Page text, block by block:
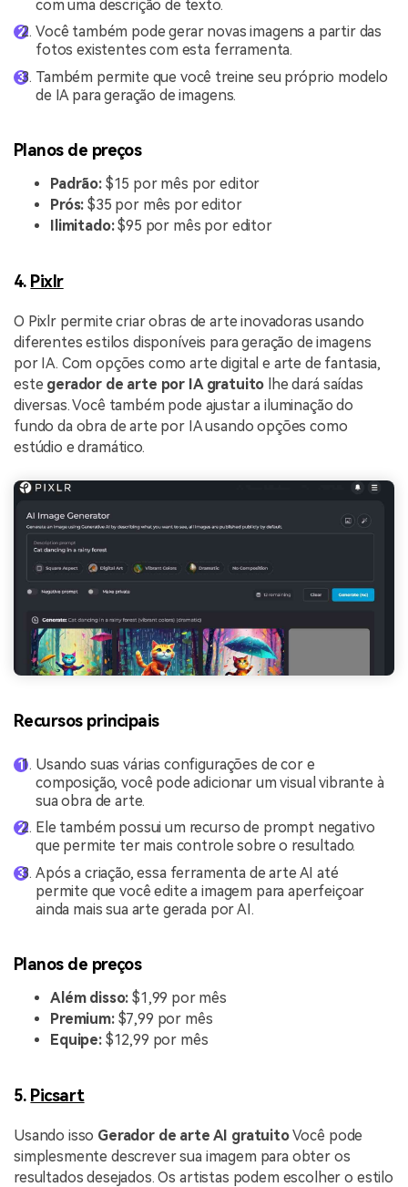
com uma descrição de texto.
Você também pode gerar novas imagens a partir das
fotos existentes com esta ferramenta.
Também permite que você treine seu próprio modelo
de IA para geração de imagens.
Planos de preços
Padrão:$15 por mês por editor
Prós: $35 por mês por editor
Ilimitado:$95 por mês por editor
4. Pixlr
O Pixlr permite criar obras de arte inovadoras usando
diferentes estilos disponíveis para geração de imagens
por IA. Com opções como arte digital e arte de fantasia,
este gerador de arte por IA gratuito lhe dará saídas
diversas. Você também pode ajustar a iluminação do
fundo da obra de arte por IA usando opções como
estúdio e dramático.
Recursos principais
Usando suas várias configurações de cor e
composição, você pode adicionar um visual vibrante à
sua obra de arte.
Ele também possui um recurso de prompt negativo
que permite ter mais controle sobre o resultado.
Após a criação, essa ferramenta de arte AI até
permite que você edite a imagem para aperfeiçoar
ainda mais sua arte gerada por AI.
Planos de preços
Além disso: $1,99 por mês
Premium:$7,99 por mês
Equipe:$12,99 por mês
5. Picsart
Usando isso Gerador de arte AI gratuitoVocê pode
simplesmente descrever sua imagem para obter os
resultados desejados. Os artistas podem escolher o estilo